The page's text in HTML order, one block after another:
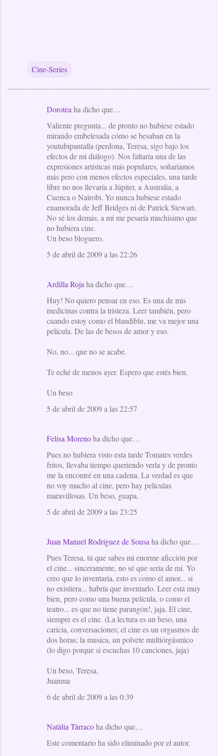
Cine-Series
Dorotea ha dicho que…
Valiente pregunta... de pronto no hubiese estado
mirando embelesada cómo se besaban en la
youtubipantalla (perdona, Teresa, sigo bajo los
efectos de mi diálogo). Nos faltaría una de las
expresiones artísticas más populares, soñaríamos
más pero con menos efectos especiales, una tarde
libre no nos llevaría a Júpiter, a Australia, a
Cuenca o Nairobi. Yo nunca hubiese estado
enamorada de Jeff Bridges ni de Patrick Stewart.
No sé los demás, a mí me pesaría muchísimo que
no hubiera cine.
Un beso bloguero.
5 de abril de 2009 a las 22:26
Ardilla Roja ha dicho que…
Huy! No quiero pensar en eso. Es una de mis
medicinas contra la tristeza. Leer también, pero
cuando estoy como el blandiblu, me va mejor una
película. De las de besos de amor y eso.
No, no... que no se acabe.
Te eché de menos ayer. Espero que estés bien.
Un beso
5 de abril de 2009 a las 22:57
Felisa Morenoha dicho que…
Pues no hubiera visto esta tarde Tomates verdes
fritos, llevaba tiempo queriendo verla y de pronto
me la encontré en una cadena. La verdad es que
no voy mucho al cine, pero hay películas
maravillosas. Un beso, guapa.
5 de abril de 2009 a las 23:25
Juan Manuel Rodríguez de Sousa ha dicho que…
Pues Teresa, tú que sabes mi enorme aficción por
el cine... sinceramente, no sé que sería de mí. Yo
creo que lo inventaría, esto es como el amor... si
no existiera... habría que inventarlo. Leer está muy
bien, pero como una buena película, o como el
teatro... es que no tiene parangón!, jaja. El cine,
siempre es el cine. (La lectura es un beso, una
caricia, conversaciones; el cine es un orgasmos de
dos horas; la musica, un polvete multiórgásmico
(lo digo porque si escuchas 10 canciones, jaja)
Un beso, Teresa,
Juanma
6 de abril de 2009 a las 0:39
Natàlia Tàrracoha dicho que…
Este comentario ha sido eliminado por el autor.